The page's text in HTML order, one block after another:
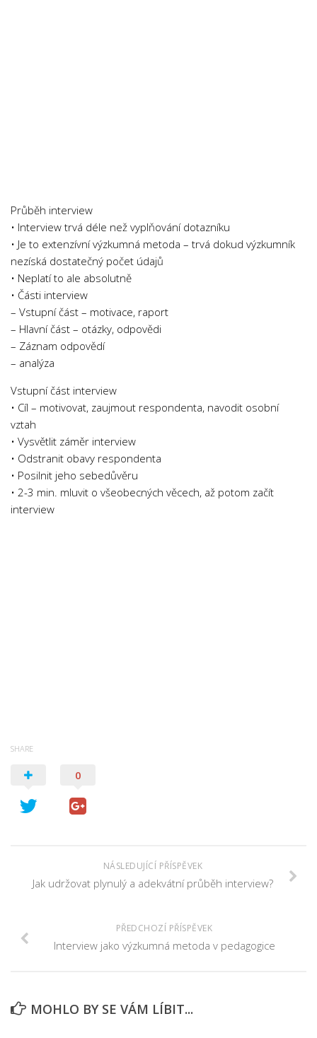
Průběh interview
• Interview trvá déle než vyplňování dotazníku
• Je to extenzívní výzkumná metoda – trvá dokud výzkumník
nezíská dostatečný počet údajů
• Neplatí to ale absolutně
• Části interview
– Vstupní část – motivace, raport
– Hlavní část – otázky, odpovědi
– Záznam odpovědí
– analýza
Vstupní část interview
• Cíl – motivovat, zaujmout respondenta, navodit osobní
vztah
• Vysvětlit záměr interview
• Odstranit obavy respondenta
• Posilnit jeho sebedůvěru
• 2-3 min. mluvit o všeobecných věcech, až potom začít
interview
SHARE
0
NÁSLEDUJÍCÍ PŘÍSPĚVEK
Jak udržovat plynulý a adekvátní průběh interview?
PŘEDCHOZÍ PŘÍSPĚVEK
Interview jako výzkumná metoda v pedagogice
MOHLO BY SE VÁM LÍBIT...